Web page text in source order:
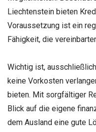
Liechtenstein bieten
Voraussetzung ist ein
Fähigkeit, die
Wichtig ist,
keine Vorkosten
bieten. Mit sorgfältiger
Blick auf die eigene
dem Ausland eine gute